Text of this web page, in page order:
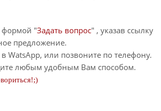
формой "Задать вопрос" , указав ссылку
предложение.
WatsApp, или позвоните по телефону.
любым удобным Вам способом.